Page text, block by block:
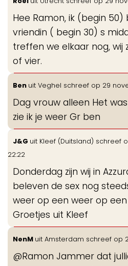
Hee Ramon, ik (begin
vriendin ( begin 30) s
treffen we elkaar nog, wij
of vier.
Ben uit Veghel schreef op 29
Dag vrouw alleen Het
zie ik je weer Gr ben
J&G uit Kleef (Duitsland) schreef
22:22
Donderdag zijn wij in
beleven de sex nog
weer op een weer op
Groetjes uit Kleef
NenM uit Amsterdam schreef op
@Ramon Jammer dat